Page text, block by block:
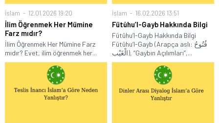
İslam 12.01.2026 19:20
İlim Öğrenmek Her Mümine
Farz mıdır?
İlim Öğrenmek Her Mümine Farz
mıdır? Evet, ilim öğrenmek her...
İslam 16.02.2026 13:51
Fütûhu’l-Gayb Hakkında Bilgi
Fütûhu’l-Gayb Hakkında Bilgi
Fütûhu’l-Gayb (Arapça aslı: فُتُوحُ
الْغَيْب), “Gaybın Açılımları”,...